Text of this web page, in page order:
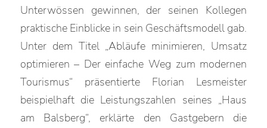
Unterwössen gewinnen, der seinen Kollegen
praktische Einblicke in sein Geschäftsmodell gab.
Unter dem Titel „Abläufe minimieren, Umsatz
optimieren – Der einfache Weg zum modernen
Tourismus“ präsentierte Florian Lesmeister
beispielhaft die Leistungszahlen seines „Haus
am Balsberg“, erklärte den Gastgebern die